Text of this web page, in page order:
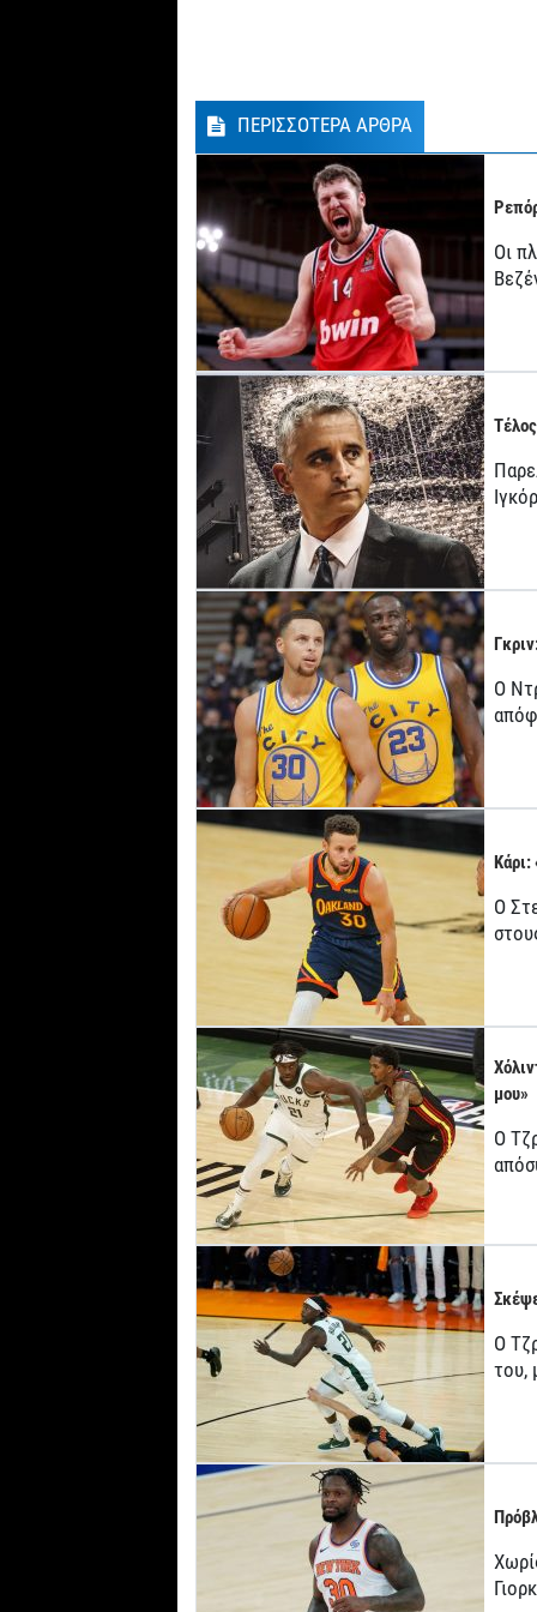
ΠΕΡΙΣΣΟΤΕΡΑ ΑΡΘΡΑ
Οι
Ο
Κάρι:
Ο
μου»
Ο
Ο
του,